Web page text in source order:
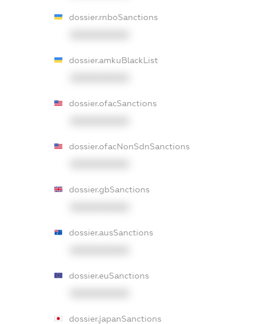
dossier.rnboSanctions
dossier.amkuBlackList
dossier.ofacSanctions
dossier.ofacNonSdnSanctions
dossier.gbSanctions
dossier.ausSanctions
dossier.euSanctions
dossier.japanSanctions